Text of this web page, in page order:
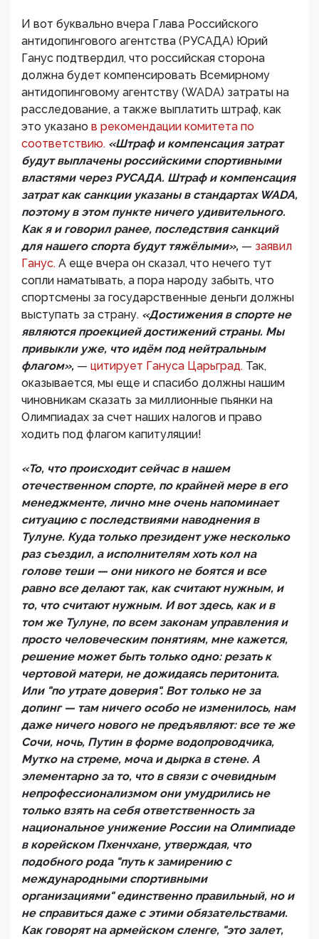
И вот буквально вчера Глава Российского
антидопингового агентства (РУСАДА) Юрий
Ганус подтвердил, что российская сторона
должна будет компенсировать Всемирному
антидопинговому агентству (WADA) затраты на
расследование, а также выплатить штраф, как
это указано в рекомендации комитета по
соответствию. «Штраф и компенсация затрат
будут выплачены российскими спортивными
властями через РУСАДА. Штраф и компенсация
затрат как санкции указаны в стандартах WADA,
поэтому в этом пункте ничего удивительного.
Как я и говорил ранее, последствия санкций
для нашего спорта будут тяжёлыми», — заявил
Ганус. А еще вчера он сказал, что нечего тут
сопли наматывать, а пора народу забыть, что
спортсмены за государственные деньги должны
выступать за страну. «Достижения в спорте не
являются проекцией достижений страны. Мы
привыкли уже, что идём под нейтральным
флагом», — цитирует Гануса Царьград. Так,
оказывается, мы еще и спасибо должны нашим
чиновникам сказать за миллионные пьянки на
Олимпиадах за счет наших налогов и право
ходить под флагом капитуляции!
«То, что происходит сейчас в нашем
отечественном спорте, по крайней мере в его
менеджменте, лично мне очень напоминает
ситуацию с последствиями наводнения в
Тулуне. Куда только президент уже несколько
раз съездил, а исполнителям хоть кол на
голове теши — они никого не боятся и все
равно все делают так, как считают нужным, и
то, что считают нужным. И вот здесь, как и в
том же Тулуне, по всем законам управления и
просто человеческим понятиям, мне кажется,
решение может быть только одно: резать к
чертовой матери, не дожидаясь перитонита.
Или "по утрате доверия". Вот только не за
допинг — там ничего особо не изменилось, нам
даже ничего нового не предъявляют: все те же
Сочи, ночь, Путин в форме водопроводчика,
Мутко на стреме, моча и дырка в стене. А
элементарно за то, что в связи с очевидным
непрофессионализмом они умудрились не
только взять на себя ответственность за
национальное унижение России на Олимпиаде
в корейском Пхенчхане, утверждая, что
подобного рода "путь к замирению с
международными спортивными
организациями" единственно правильный, но и
не справиться даже с этими обязательствами.
Как говорят на армейском сленге, "это залет,